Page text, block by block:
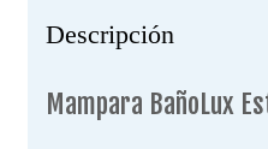
Descripción
Mampara BañoLux